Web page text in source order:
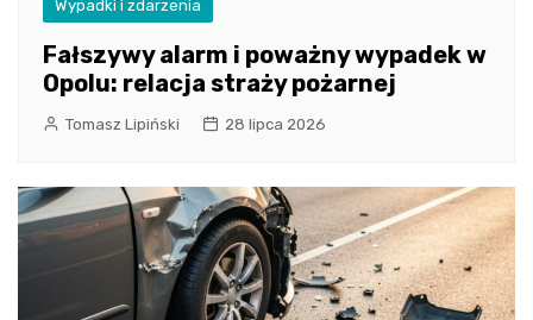
Wypadki i zdarzenia
Fałszywy alarm i poważny wypadek w
Opolu: relacja straży pożarnej
Tomasz Lipiński 28 lipca 2026